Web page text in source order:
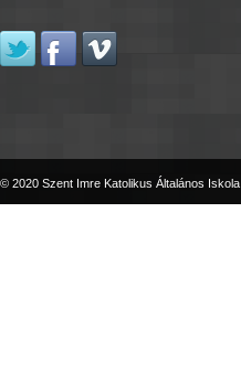
© 2020 Szent Imre Katolikus Általános Iskola